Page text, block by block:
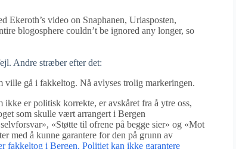
video on Snaphanen, Uriasposten,
blogosphere couldn’t be ignored any longer, so
Andre stræber efter det:
ville gå i fakkeltog. Nå avlyses trolig markeringen.
er politisk korrekte, er avskåret fra å ytre oss,
som skulle vært arrangert i Bergen
«Støtte til ofrene på begge sier» og «Mot
med å kunne garantere for den på grunn av
fakkeltog i Bergen, Politiet kan ikke garantere